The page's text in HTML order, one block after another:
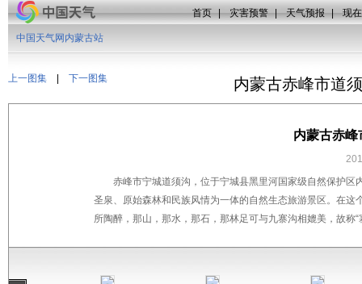
首页 | 灾害预警 | 天气预报 | 现
上一图集 下一图集
中国天气网内蒙古站
内蒙古赤峰市道
内蒙古赤
赤峰市宁城道须沟，位于宁城县黑里河国家级自然保护
圣泉、原始森林和民族风情为一体的自然生态旅游景区。在
所陶醉，那山，那水，那石，那林足可与九寨沟相媲美，故称